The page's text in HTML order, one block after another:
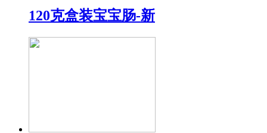
120克盒装宝宝肠-新